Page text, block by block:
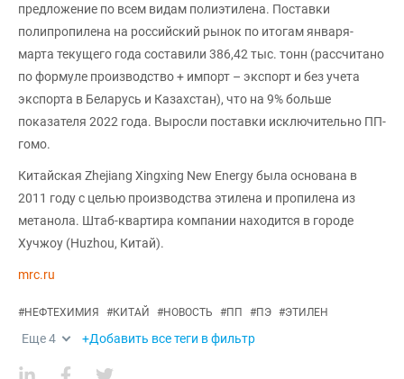
предложение по всем видам полиэтилена. Поставки
полипропилена на российский рынок по итогам января-
марта текущего года составили 386,42 тыс. тонн (рассчитано
по формуле производство + импорт – экспорт и без учета
экспорта в Беларусь и Казахстан), что на 9% больше
показателя 2022 года. Выросли поставки исключительно ПП-
гомо.
Китайская Zhejiang Xingxing New Energy была основана в
2011 году с целью производства этилена и пропилена из
метанола. Штаб-квартира компании находится в городе
Хучжоу (Huzhou, Китай).
mrc.ru
#НЕФТЕХИМИЯ #КИТАЙ #НОВОСТЬ #ПП #ПЭ #ЭТИЛЕН
Еще4 +Добавить все теги в фильтр